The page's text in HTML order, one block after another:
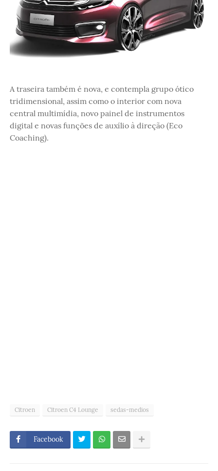
A traseira também é nova, e contempla grupo ótico
tridimensional, assim como o interior com nova
central multimídia, novo painel de instrumentos
digital e novas funções de auxílio à direção (Eco
Coaching).
Citroen Citroen C4 Lounge sedas-medios
Facebook